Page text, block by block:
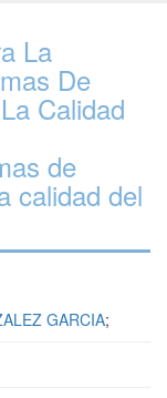
La
De
Calidad
de
calidad del
GARCIA;